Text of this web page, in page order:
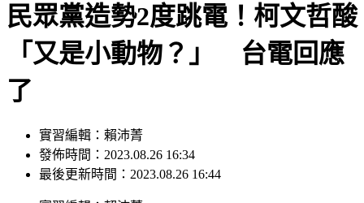
民眾黨造勢2度跳電！柯文哲酸
「又是小動物？」 台電回應
了
實習編輯：賴沛菁
發佈時間：2023.08.26 16:34
最後更新時間：2023.08.26 16:44